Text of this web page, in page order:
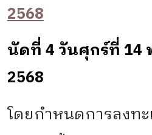
2568
นัดที่ 4 วันศุกร์ที่ 14
2568
โดยกำหนดการลงทะ